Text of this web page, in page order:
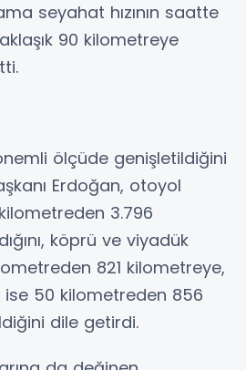
seyahat hızının saatte
90 kilometreye
ölçüde genişletildiğini
Erdoğan, otoyol
3.796
köprü ve viyadük
821 kilometreye,
50 kilometreden 856
dile getirdi.